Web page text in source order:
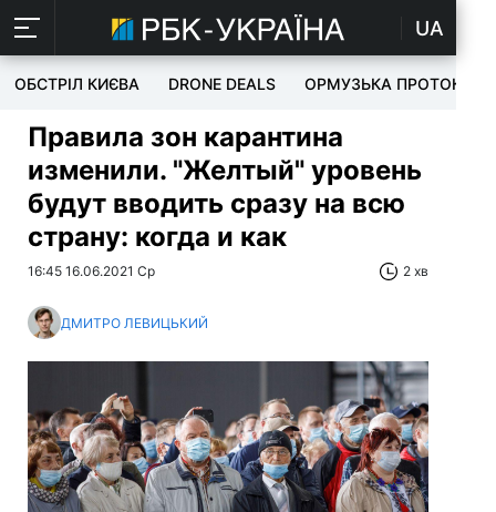
UA
ОБСТРІЛ КИЄВА DRONE DEALS ОРМУЗЬКА ПРОТОКА
Правила зон карантина
изменили. "Желтый" уровень
будут вводить сразу на всю
страну: когда и как
16:45 16.06.2021 Ср 2 хв
ДМИТРО ЛЕВИЦЬКИЙ